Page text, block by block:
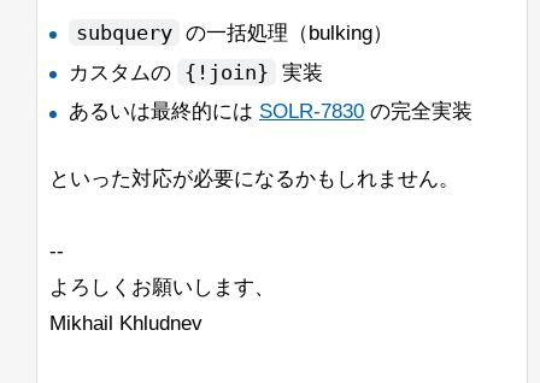
は、最終的なハイライトが見つかったと
きにこのハイライトの「トリミング」を
行うことです。これにより、呼び出され
るロジックの量が減少しますが、SOLR
のスコアリングシステムが正しく考慮さ
Jan Ulrich Robens
subquery の一括処理（bulking）
カスタムの
{!join}
実装
あるいは最終的には SOLR-7830 の完全実装
といった対応が必要になるかもしれません。
--
よろしくお願いします、
Mikhail Khludnev